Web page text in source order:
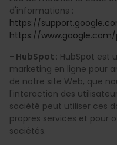
d'informations :
https://
https://
- HubSpot : HubSpot est
marketing en ligne pour
de notre site Web, que
l'interaction des
société peut utiliser ces
propres services et pour
sociétés.